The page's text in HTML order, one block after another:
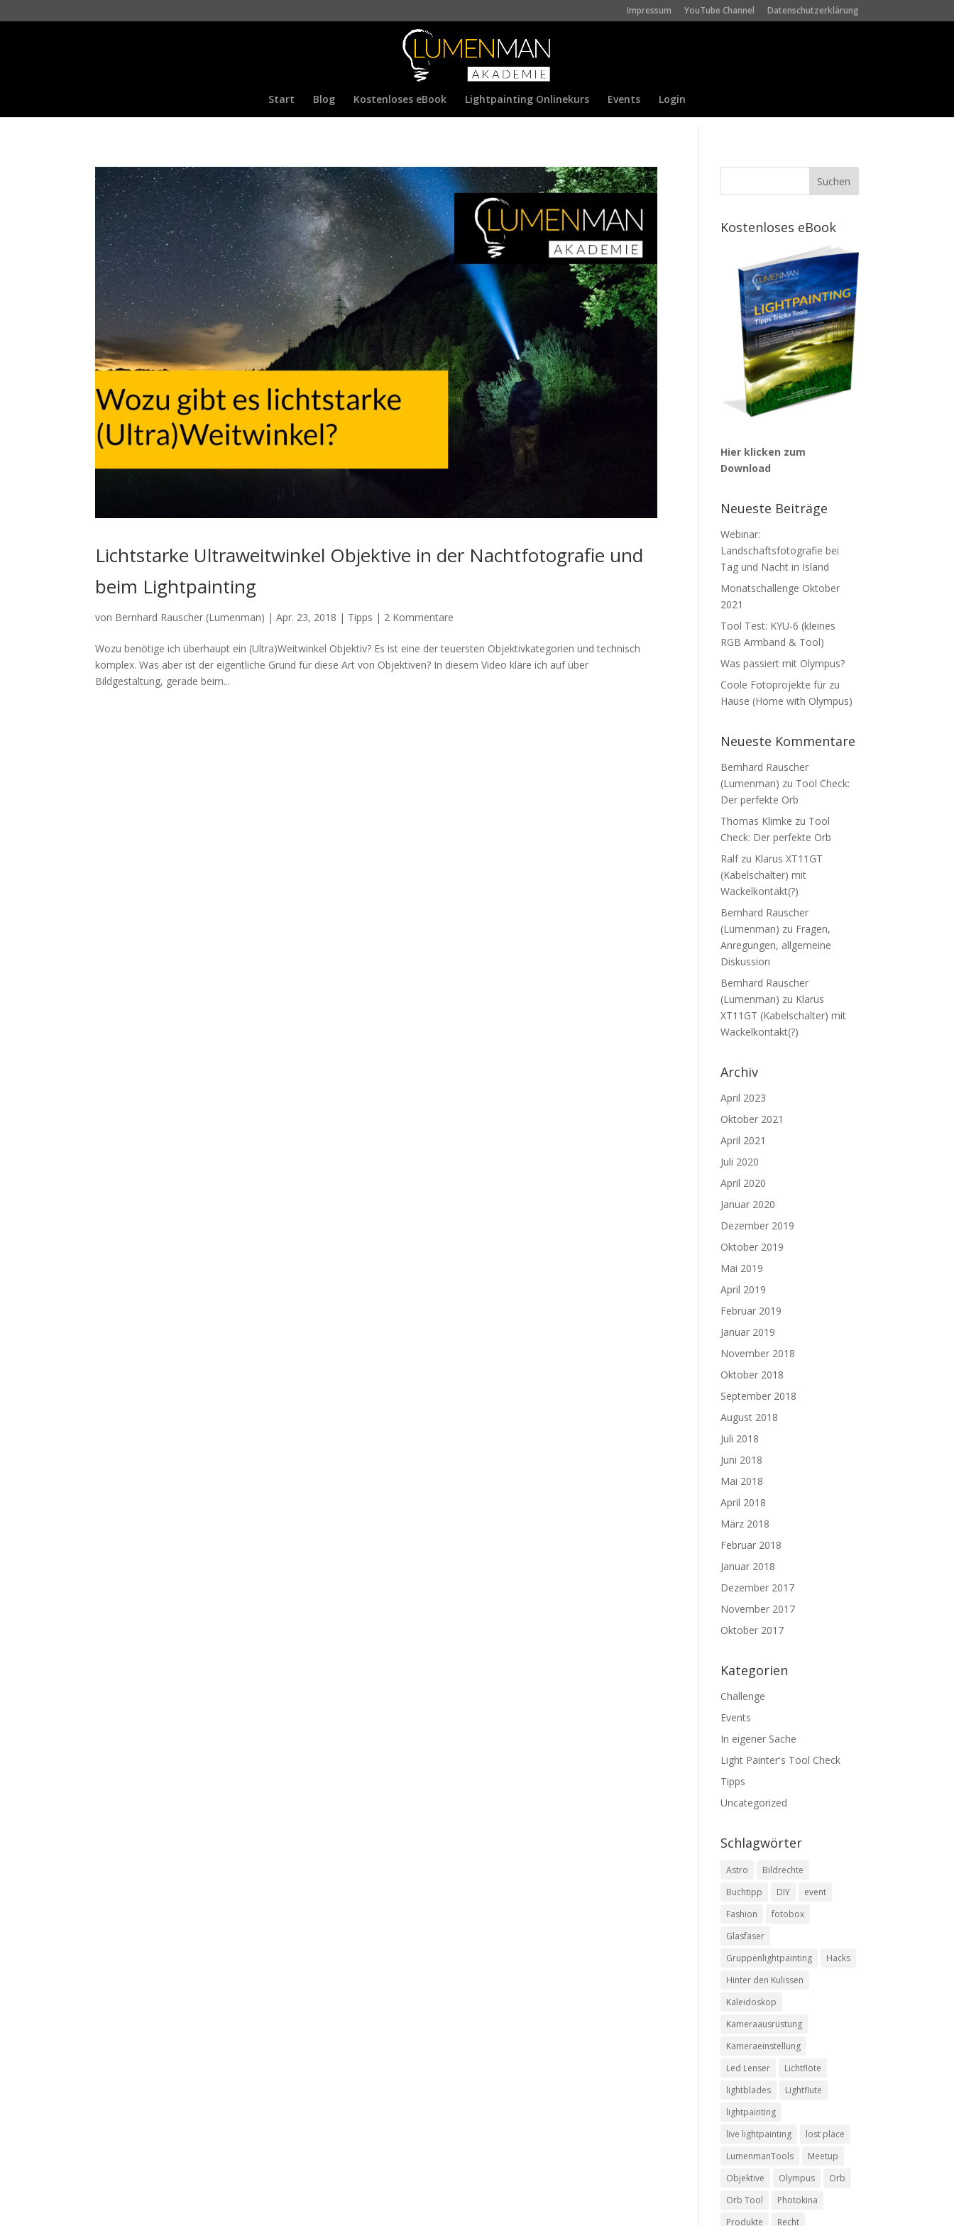
Impressum YouTube Channel Datenschutzerklärung
Start Blog Kostenloses eBook Lightpainting Onlinekurs Events Login
Lichtstarke Ultraweitwinkel Objektive in der Nachtfotografie und
beim Lightpainting
von Bernhard Rauscher (Lumenman) |Apr. 23, 2018 | Tipps | 2 Kommentare
Wozu benötige ich überhaupt ein (Ultra)Weitwinkel Objektiv? Es ist eine der teuersten Objektivkategorien und technisch
komplex. Was aber ist der eigentliche Grund für diese Art von Objektiven? In diesem Video kläre ich auf über
Bildgestaltung, gerade beim...
Kostenloses eBook
Hier klicken zum
Download
Neueste Beiträge
Webinar:
Landschaftsfotografie bei
Tag und Nacht in Island
Monatschallenge Oktober
2021
Tool Test: KYU-6 (kleines
RGB Armband & Tool)
Was passiert mit Olympus?
Coole Fotoprojekte für zu
Hause (Home with Olympus)
Neueste Kommentare
Bernhard Rauscher
(Lumenman) zu Tool Check:
Der perfekte Orb
Thomas Klimke zu Tool
Check: Der perfekte Orb
Ralfzu Klarus XT11GT
(Kabelschalter) mit
Wackelkontakt(?)
Bernhard Rauscher
(Lumenman) zu Fragen,
Anregungen, allgemeine
Diskussion
Bernhard Rauscher
(Lumenman) zu Klarus
XT11GT (Kabelschalter) mit
Wackelkontakt(?)
Archiv
April 2023
Oktober 2021
April 2021
Juli 2020
April 2020
Januar 2020
Dezember 2019
Oktober 2019
Mai 2019
April 2019
Februar 2019
Januar 2019
November 2018
Oktober 2018
September 2018
August 2018
Juli 2018
Juni 2018
Mai 2018
April 2018
März 2018
Februar 2018
Januar 2018
Dezember 2017
November 2017
Oktober 2017
Kategorien
Challenge
Events
In eigener Sache
Light Painter's Tool Check
Tipps
Uncategorized
Schlagwörter
Astro
Bildrechte
Buchtipp
DIY
event
Fashion
fotobox
Glasfaser
Gruppenlightpainting
Hacks
Hinter den Kulissen
Kaleidoskop
Kameraausrüstung
Kameraeinstellung
Led Lenser
Lichtflöte
lightblades
Lightflute
lightpainting
live lightpainting
lost place
LumenmanTools
Meetup
Objektive
Olympus
Orb
Orb Tool
Photokina
Produkte
Recht